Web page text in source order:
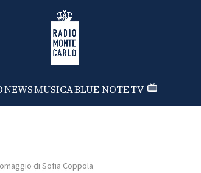
Radio Monte Carlo
NEWSMUSICABLUE NOTETV
di Sofia Coppola